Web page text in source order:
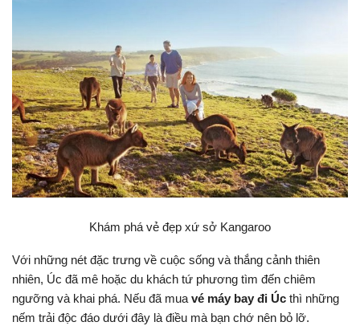
Khám phá vẻ đẹp xứ sở Kangaroo
Với những nét đặc trưng về cuộc sống và thắng cảnh thiên
nhiên, Úc đã mê hoặc du khách tứ phương tìm đến chiêm
ngưỡng và khai phá. Nếu đã mua vé máy bay đi Úc thì những
nếm trải độc đáo dưới đây là điều mà bạn chớ nên bỏ lỡ.